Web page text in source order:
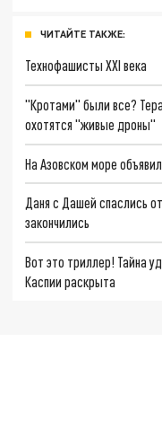
ЧИТАЙТЕ ТАКЖЕ:
Технофашисты XXI века
"Кротами" были все?
охотятся "живые дроны"
На Азовском море
Даня с Дашей спаслись
закончились
Вот это триллер! Тайна
Каспии раскрыта